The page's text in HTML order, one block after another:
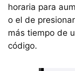
horaria para
o el de
más tiempo de
código.